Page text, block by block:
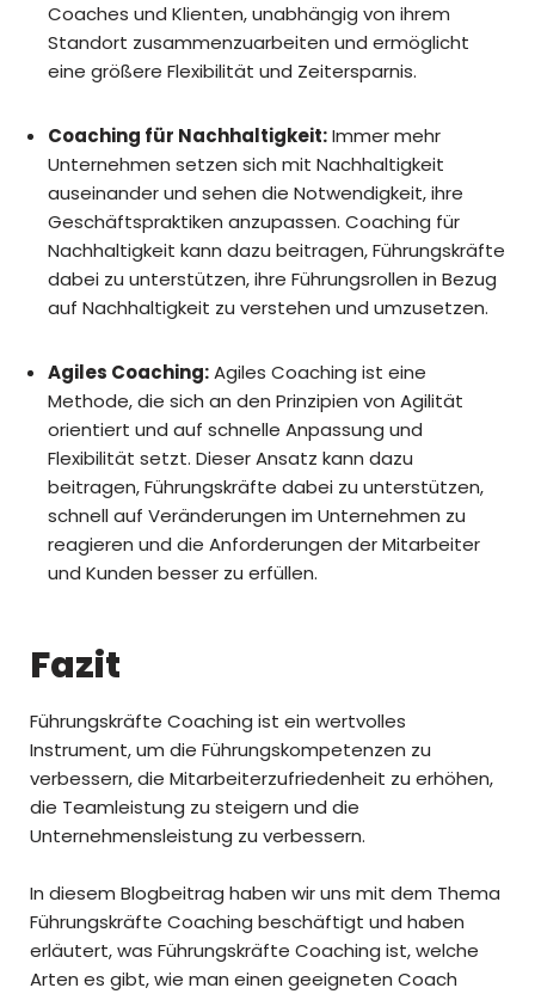
Coaches und Klienten, unabhängig von ihrem
Standort zusammenzuarbeiten und ermöglicht
eine größere Flexibilität und Zeitersparnis.
Coaching für Nachhaltigkeit:Immer mehr
Unternehmen setzen sich mit Nachhaltigkeit
auseinander und sehen die Notwendigkeit, ihre
Geschäftspraktiken anzupassen. Coaching für
Nachhaltigkeit kann dazu beitragen, Führungskräfte
dabei zu unterstützen, ihre Führungsrollen in Bezug
auf Nachhaltigkeit zu verstehen und umzusetzen.
Agiles Coaching:Agiles Coaching ist eine
Methode, die sich an den Prinzipien von Agilität
orientiert und auf schnelle Anpassung und
Flexibilität setzt. Dieser Ansatz kann dazu
beitragen, Führungskräfte dabei zu unterstützen,
schnell auf Veränderungen im Unternehmen zu
reagieren und die Anforderungen der Mitarbeiter
und Kunden besser zu erfüllen.
Fazit
Führungskräfte Coaching ist ein wertvolles
Instrument, um die Führungskompetenzen zu
verbessern, die Mitarbeiterzufriedenheit zu erhöhen,
die Teamleistung zu steigern und die
Unternehmensleistung zu verbessern.
In diesem Blogbeitrag haben wir uns mit dem Thema
Führungskräfte Coaching beschäftigt und haben
erläutert, was Führungskräfte Coaching ist, welche
Arten es gibt, wie man einen geeigneten Coach